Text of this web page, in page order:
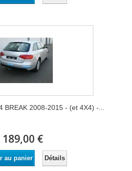
BREAK 2008-2015 - (et 4X4) -...
189,00 €
au panier Détails